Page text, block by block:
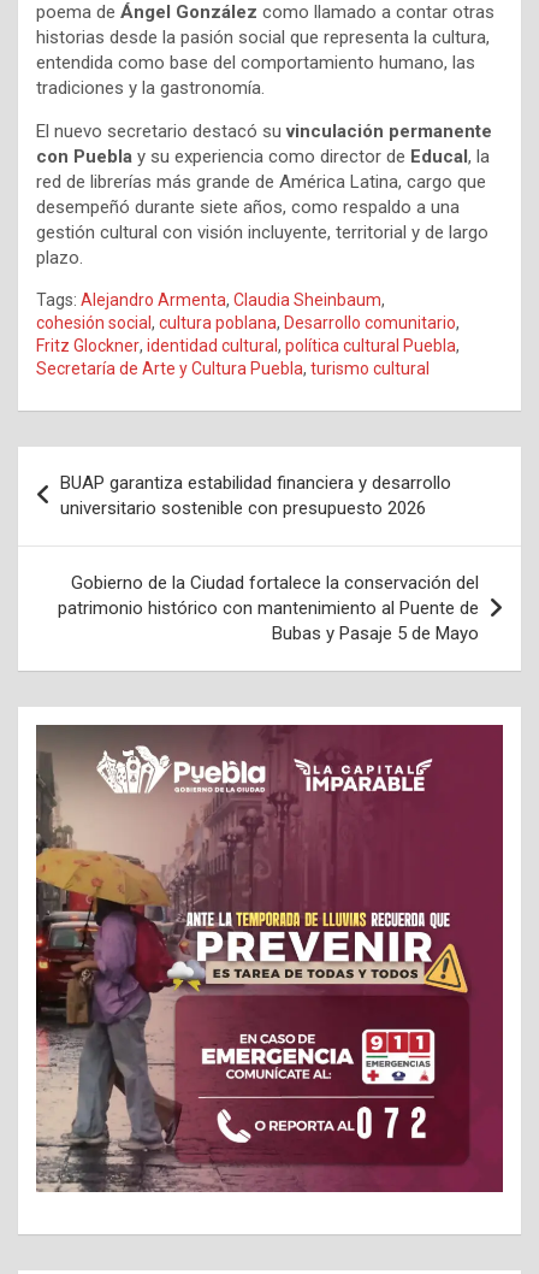
poema de Ángel González como llamado a contar otras
historias desde la pasión social que representa la cultura,
entendida como base del comportamiento humano, las
tradiciones y la gastronomía.
El nuevo secretario destacó suvinculación permanente
con Puebla y su experiencia como director de Educal, la
red de librerías más grande de América Latina, cargo que
desempeñó durante siete años, como respaldo a una
gestión cultural con visión incluyente, territorial y de largo
plazo.
Tags: Alejandro Armenta, Claudia Sheinbaum,
cohesión social, cultura poblana, Desarrollo comunitario,
Fritz Glockner, identidad cultural, política cultural Puebla,
Secretaría de Arte y Cultura Puebla, turismo cultural
de
entradas
BUAP garantiza estabilidad financiera y desarrollo
universitario sostenible con presupuesto 2026
Gobierno de la Ciudad fortalece la conservación del
patrimonio histórico con mantenimiento al Puente de
Bubas y Pasaje 5 de Mayo